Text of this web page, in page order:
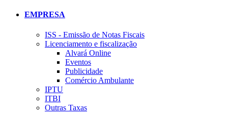
EMPRESA
ISS - Emissão de Notas Fiscais
Licenciamento e fiscalização
Alvará Online
Eventos
Publicidade
Comércio Ambulante
IPTU
ITBI
Outras Taxas